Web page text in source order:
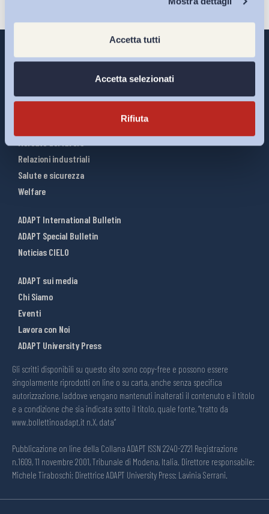
Accetta tutti
Accetta selezionati
Rifiuta
Interventi ADAPT
Relazioni industriali
Salute e sicurezza
Welfare
ADAPT International Bulletin
ADAPT Special Bulletin
Noticias CIELO
ADAPT sui media
Chi Siamo
Eventi
Lavora con Noi
ADAPT University Press
Gli scritti disponibili su questo sito sono copy-free e possono essere
singolarmente riprodotti on line o su carta, anche senza specifica
autorizzazione, laddove vengano mantenuti inalterati il contenuto e il titolo
e a condizione che sia indicata sotto il titolo, quale fonte, “tratto da
www.bollettinoadapt.it n.X, data“
Pubblicazione on line della Collana ADAPT ISSN 2240-2721 Registrazione
n.1609, 11 novembre 2001, Tribunale di Modena, Italia. Direttore responsabile:
Michele Tiraboschi; Direttrice ADAPT University Press: Lavinia Serrani.